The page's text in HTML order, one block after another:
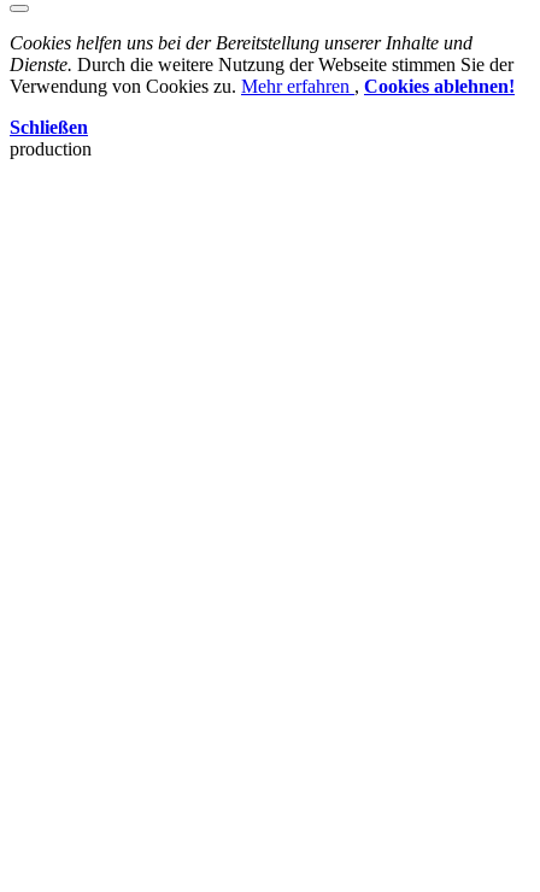
Cookies helfen uns bei der Bereitstellung unserer Inhalte und
Dienste. Durch die weitere Nutzung der Webseite stimmen Sie der
Verwendung von Cookies zu. Mehr erfahren , Cookies ablehnen!
Schließen
production